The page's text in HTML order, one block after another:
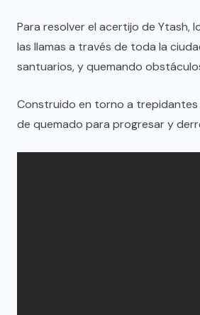
Para resolver el acertijo de Ytash,
las llamas a través de toda la
santuarios, y quemando
Construido en torno a trepidantes
de quemado para progresar y